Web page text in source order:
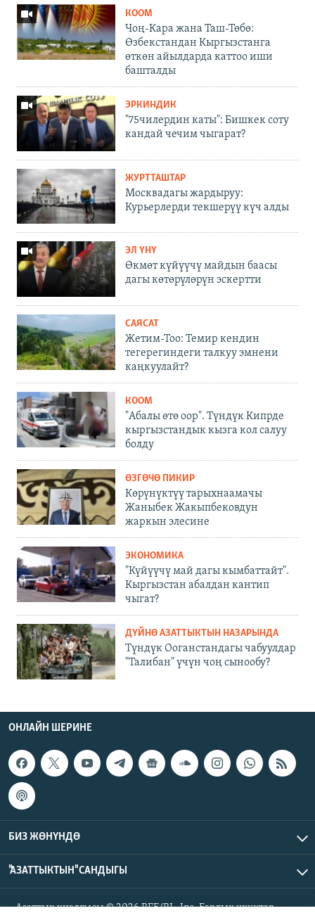
КООМ
Чоң-Кара жана Таш-Төбө:
Өзбекстандан Кыргызстанга
өткөн айылдарда каттоо иши
башталды
ЭРКИНДИК
"75чилердин каты": Бишкек соту
кандай чечим чыгарат?
ЖУРТТАШТАР
Москвадагы жардыруу:
Курьерлерди текшерүү күч алды
ЭЛ ҮНҮ
Өкмөт күйүүчү майдын баасы
дагы көтөрүлөрүн эскертти
САЯСАТ
Жетим-Тоо: Темир кендин
тегерегиндеги талкуу эмнени
каңкуулайт?
КООМ
"Абалы өтө оор". Түндүк Кипрде
кыргызстандык кызга кол салуу
болду
ӨЗГӨЧӨ ПИКИР
Көрүнүктүү тарыхнаамачы
Жаныбек Жакыпбековдун
жаркын элесине
ЭКОНОМИКА
"Күйүүчү май дагы кымбаттайт".
Кыргызстан абалдан кантип
чыгат?
ДҮЙНӨ АЗАТТЫКТЫН НАЗАРЫНДА
Түндүк Ооганстандагы чабуулдар
"Талибан" үчүн чоң сынообу?
ОНЛАЙН ШЕРИНЕ
БИЗ ЖӨНҮНДӨ
"АЗАТТЫКТЫН" САНДЫГЫ
Азаттык үналгысы © 2026 RFE/RL, Inc. Бардык укуктар